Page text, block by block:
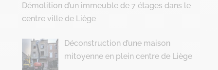
Démolition d’un immeuble de 7 étages dans le
centre ville de Liège
Déconstruction d’une maison
mitoyenne en plein centre de Liège